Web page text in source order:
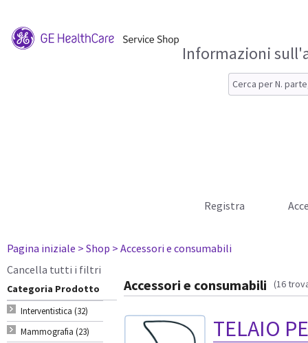
Informazioni
Registra
Pagina iniziale > Shop > Accessori e consumabili
Cancella tutti i filtri
Categoria Prodotto
Interventistica (32)
Mammografia (23)
Accessori e consumabili (16
TELAIO